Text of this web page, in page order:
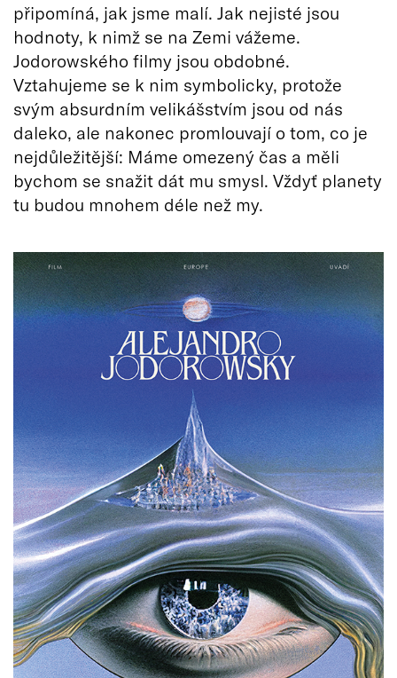
připomíná, jak jsme malí. Jak nejisté jsou
hodnoty, k nimž se na Zemi vážeme.
Jodorowského filmy jsou obdobné.
Vztahujeme se k nim symbolicky, protože
svým absurdním velikášstvím jsou od nás
daleko, ale nakonec promlouvají o tom, co je
nejdůležitější: Máme omezený čas a měli
bychom se snažit dát mu smysl. Vždyť planety
tu budou mnohem déle než my.